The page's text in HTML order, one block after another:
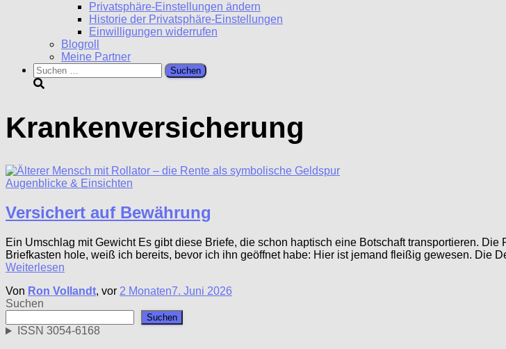
Privatsphäre-Einstellungen ändern
Historie der Privatsphäre-Einstellungen
Einwilligungen widerrufen
Blogroll
Meine Partner
Suchen
nach:
Krankenversicherung
Augenblicke & Einsichten
Versichert auf Bewährung
Ein Umschlag mit Gewicht Es gibt diese Briefe, die schon haptisch eine Botschaft transportieren.
Briefkasten hole, weiß ich bereits, bevor ich ihn geöffnet habe: Hier ist jemand fleißig gewesen. Die
Weiterlesen
Von Ron Vollandt, vor 2 Monaten7. Juni 2026
Suchen
Suchen
ISSN 3054-6168